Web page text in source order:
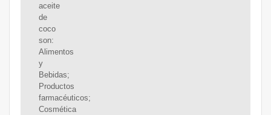
aceite
de
coco
son:
Alimentos
y
Bebidas;
Productos
farmacéuticos;
Cosmética